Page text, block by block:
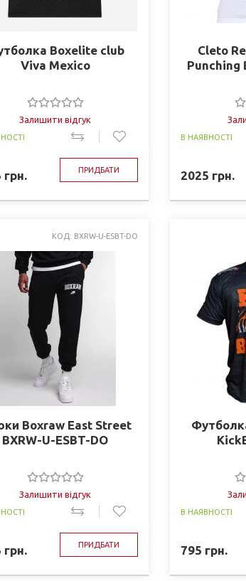
Boxelite club
Viva Mexico
Залишити відгук
грн. ПРИДБАТИ
Cleto
Punching
В НАЯВНОСТІ
2025 грн.
КОД: BXRW-U-ESBT-DO
Boxraw East Street
BXRW-U-ESBT-DO
Залишити відгук
грн. ПРИДБАТИ
В НАЯВНОСТІ
795 грн.